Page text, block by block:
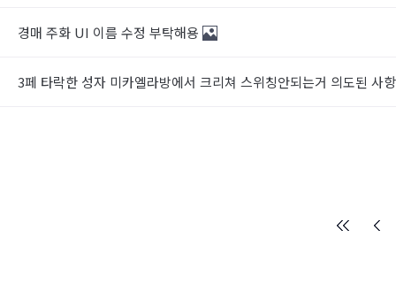
경매 주화 UI 이름 수정 부탁해용
3페 타락한 성자 미카엘라방에서 크리쳐 스위칭안되는거 의도된 사